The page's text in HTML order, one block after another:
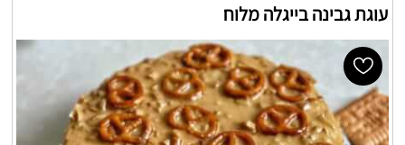
עוגת גבינה בייגלה מלוח